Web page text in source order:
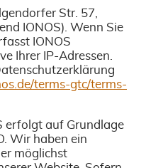
Str. 57,
IONOS). Wenn Sie
IONOS
Ihrer IP-Adressen.
terms-gtc/terms-
erfolgt auf Grundlage
Wir haben ein
möglichst